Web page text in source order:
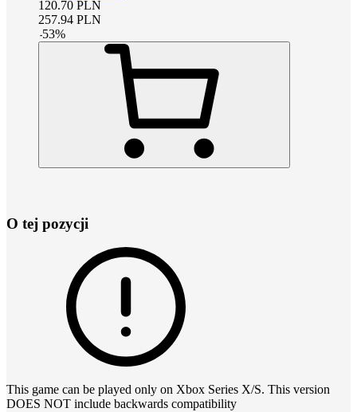
120.70 PLN
257.94 PLN
-53%
O tej pozycji
This game can be played only on Xbox Series X/S. This version
DOES NOT include backwards compatibility